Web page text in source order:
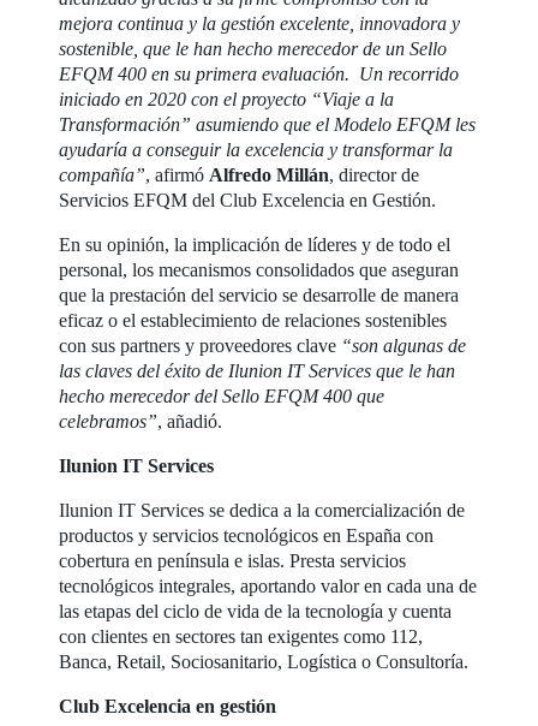
mejora continua y la gestión excelente, innovadora y
sostenible, que le han hecho merecedor de un Sello
EFQM 400 en su primera evaluación. Un recorrido
iniciado en 2020 con el proyecto “Viaje a la
Transformación” asumiendo que el Modelo EFQM les
ayudaría a conseguir la excelencia y transformar la
compañía”, afirmó Alfredo Millán, director de
Servicios EFQM del Club Excelencia en Gestión.
En su opinión, la implicación de líderes y de todo el
personal, los mecanismos consolidados que aseguran
que la prestación del servicio se desarrolle de manera
eficaz o el establecimiento de relaciones sostenibles
con sus partners y proveedores clave “son algunas de
las claves del éxito de Ilunion IT Services que le han
hecho merecedor del Sello EFQM 400 que
celebramos”, añadió.
Ilunion IT Services
Ilunion IT Services se dedica a la comercialización de
productos y servicios tecnológicos en España con
cobertura en península e islas. Presta servicios
tecnológicos integrales, aportando valor en cada una de
las etapas del ciclo de vida de la tecnología y cuenta
con clientes en sectores tan exigentes como 112,
Banca, Retail, Sociosanitario, Logística o Consultoría.
Club Excelencia en gestión